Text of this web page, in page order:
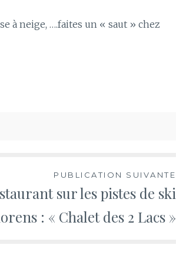
à neige, ….faites un « saut » chez
PUBLICATION SUIVANTE
sur les pistes de ski
: « Chalet des 2 Lacs »